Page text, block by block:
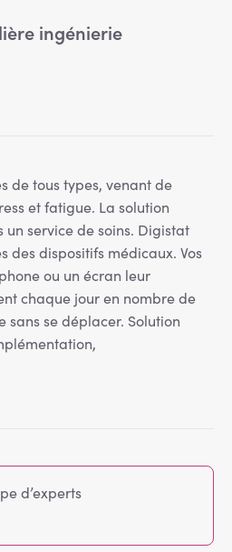
ingénierie
de tous types, venant de
et fatigue. La solution
un service de soins. Digistat
des dispositifs médicaux. Vos
ou un écran leur
chaque jour en nombre de
se déplacer. Solution
d’experts